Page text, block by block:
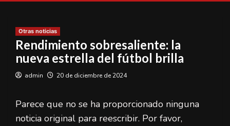
Otras noticias
Rendimiento sobresaliente: la
nueva estrella del fútbol brilla
admin 20 de diciembre de 2024
Parece que no se ha proporcionado ninguna
noticia original para reescribir. Por favor,